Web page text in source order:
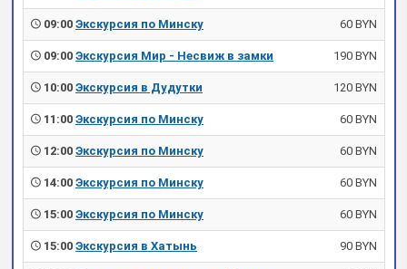
09:00 Экскурсия по Минску 60 BYN
09:00 Экскурсия Мир - Несвиж в замки 190 BYN
10:00 Экскурсия в Дудутки 120 BYN
11:00 Экскурсия по Минску 60 BYN
12:00 Экскурсия по Минску 60 BYN
14:00 Экскурсия по Минску 60 BYN
15:00 Экскурсия по Минску 60 BYN
15:00 Экскурсия в Хатынь 90 BYN